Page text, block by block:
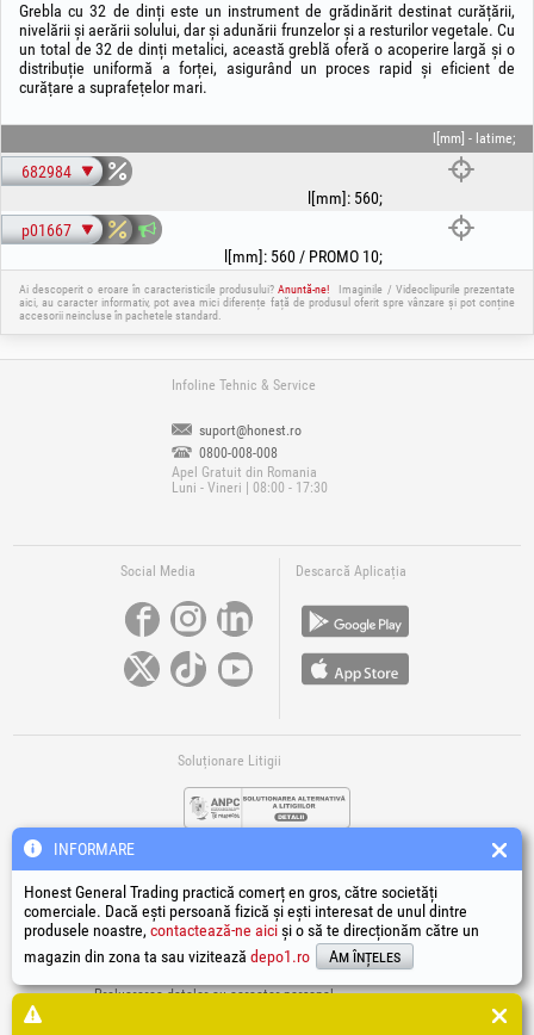
Grebla cu 32 de dinți este un instrument de grădinărit destinat curățării,
nivelării și aerării solului, dar și adunării frunzelor și a resturilor vegetale. Cu
un total de 32 de dinți metalici, această greblă oferă o acoperire largă și o
distribuție uniformă a forței, asigurând un proces rapid și eficient de
curățare a suprafețelor mari.
l[mm] - latime;
682984
l[mm]: 560;
p01667
l[mm]: 560 / PROMO 10;
Ai descoperit o eroare în caracteristicile produsului?Anuntă-ne!
Imaginile / Videoclipurile prezentate
aici, au caracter informativ, pot avea mici diferențe față de produsul oferit spre vânzare și pot conține
accesorii neincluse în pachetele standard.
Infoline Tehnic & Service
suport@honest.ro
0800-008-008
Apel Gratuit din Romania
Luni - Vineri | 08:00 - 17:30
Social Media Descarcă Aplicația
Soluționare Litigii
Legături Utile
Prelucrarea datelor cu caracter personal
INFORMARE
Honest General Trading practică comerț en gros, către societăți
comerciale. Dacă ești persoană fizică și ești interesat de unul dintre
produsele noastre, contactează-ne aiciși o să te direcționăm către un
magazin din zona ta sau vizitează depo1.ro Am înțeles